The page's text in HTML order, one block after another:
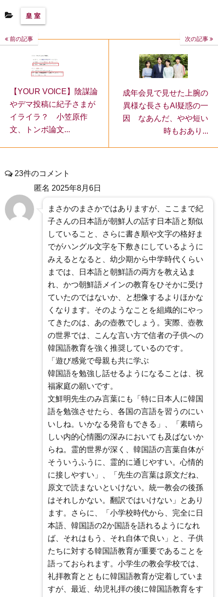
皇 室
前の記事
【YOUR VOICE】陰謀論
やデマ投稿に紀子さまが
イライラ？ 小笠原作
文、トンボ論文...
次の記事
成年会見で見せた上腕の
異様な長さもAI疑惑の一
因 なあんだ、やや短い
時もおあり...
23件のコメント
匿名 2025年8月6日
まさかのまさかではありますが、ここまで紀
子さんの日本語が朝鮮人の話す日本語と類似
していること、さらに書き順や文字の格好ま
でがハングル文字を下敷きにしているように
みえるとなると、幼少期から中学時代くらい
までは、日本語と朝鮮語の両方を教え込ま
れ、かつ朝鮮語メインの教育をひそかに受け
ていたのではないか、と想像するよりほかな
くなります。そのようなことを組織的にやっ
てきたのは、あの壺教でしょう。実際、壺教
の世界では、こんな言い方で信者の子供への
韓国語教育を強く推奨しているのです。
「遊び感覚で母親も共に学ぶ
韓国語を勉強し話せるようになることは、祝
福家庭の願いです。
文鮮明先生のみ言葉にも「特に日本人に韓国
語を勉強させたら、各国の言語を習うのにい
いしね。いかなる発音もできる」、「素晴ら
しい内的心情圏の深みにおいても及ばないか
らね。霊的世界が深く、韓国語の言葉自体が
そういうふうに、霊的に通じやすい。心情的
に接しやすい」、「先生の言葉は原文だね、
原文で読まないといけない。統一教会の後孫
はそれしかない。翻訳ではいけない」とあり
ます。さらに、「小学校時代から、完全に日
本語、韓国語の2か国語を語れるようになれ
ば、それはもう、それ自体で良い」と、子供
たちに対する韓国語教育が重要であることを
語っておられます。小学生の教会学校では、
礼拝教育とともに韓国語教育が定着していま
すが、最近、幼児礼拝の後に韓国語教育をす